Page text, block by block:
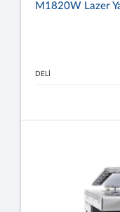
M1820W Lazer
DELİ